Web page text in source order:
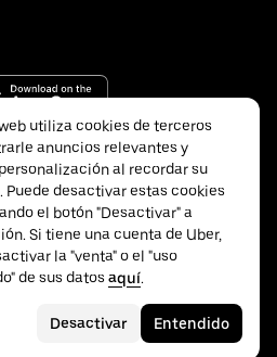
utiliza cookies de terceros
anuncios relevantes y
al recordar su
Puede desactivar estas cookies
el botón "Desactivar" a
Si tiene una cuenta de Uber,
la "venta" o el "uso
de sus datos aquí.
Desactivar Entendido